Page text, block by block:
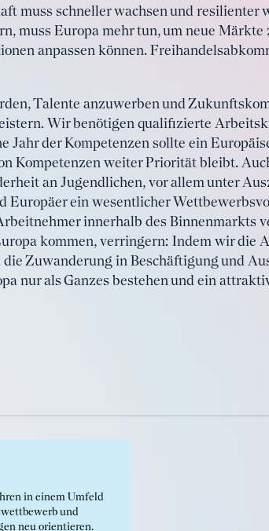
muss schneller wachsen und resilienter
muss Europa mehr tun, um neue
anpassen können.
Talente anzuwerben und
Wir benötigen qualifizierte
Jahr der Kompetenzen sollte ein
Kompetenzen weiter Priorität bleibt.
an Jugendlichen, vor allem unter
Europäer ein wesentlicher
innerhalb des Binnenmarkts
kommen, verringern: Indem wir die
Zuwanderung in Beschäftigung und
nur als Ganzes bestehen und ein
in einem Umfeld
und
neu orientieren.